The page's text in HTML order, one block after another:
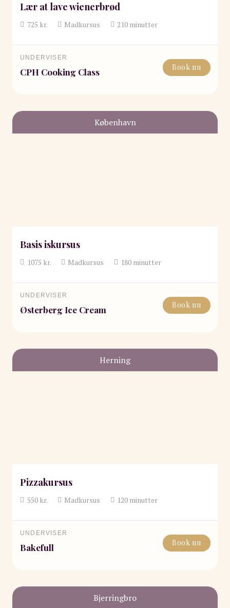
Lær at lave wienerbrød
725 kr. Madkursus 210 minutter
UNDERVISER
CPH Cooking Class Book nu
København
Basis iskursus
1075 kr. Madkursus 180 minutter
UNDERVISER
Østerberg Ice Cream Book nu
Herning
Pizzakursus
550kr. Madkursus 120 minutter
UNDERVISER
Bakefull Book nu
Bjerringbro